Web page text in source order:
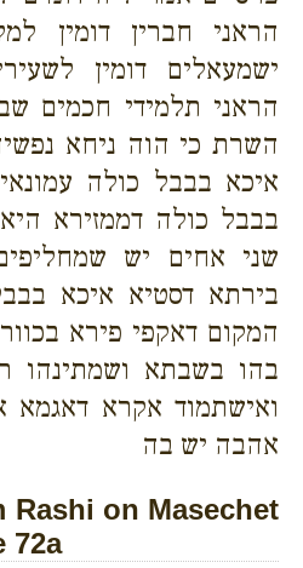
הראני חברין דומין
ישמעאלים דומין
הראני תלמידי חכמים
השרת כי הוה ניחא
איכא בבבל כולה
בבבל כולה דממזירא
שני אחים יש
בירתא דסטיא איכא
המקום דאקפי פירא
בהו בשבתא ושמתינהו
ואישתמוד אקרא
אהבה יש בה
Rashi on Masechet
72a